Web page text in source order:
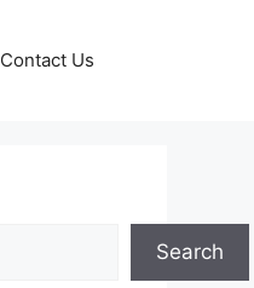
Contact Us
Search